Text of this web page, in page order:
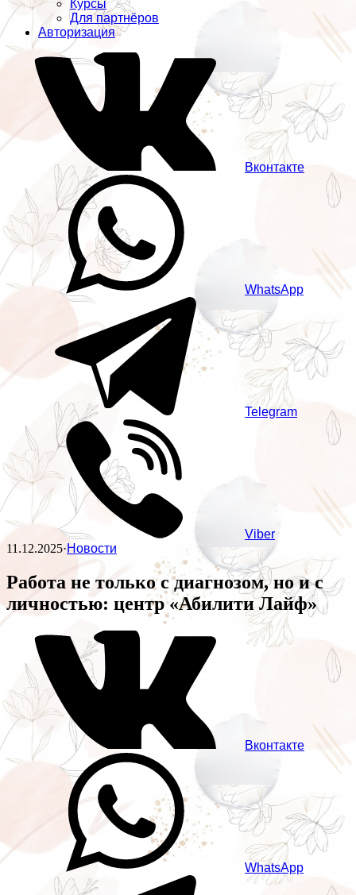
Курсы
Для партнёров
Авторизация
Вконтакте
WhatsApp
Telegram
Viber
11.12.2025·Новости
Работа не только с диагнозом, но и с
личностью: центр «Абилити Лайф»
Вконтакте
WhatsApp